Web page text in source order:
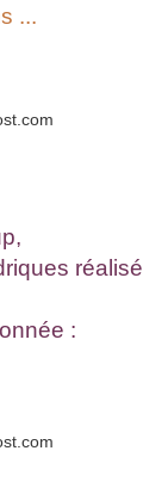
...
réalisé
: